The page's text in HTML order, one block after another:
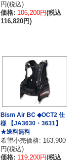
円(税込)
価格: 106,200円(税込
116,820円)
Bism Air BC ◆OCT2 仕
様 【JA3630・3631】
★送料無料
希望小売価格: 163,900
円(税込)
価格: 119,200円(税込